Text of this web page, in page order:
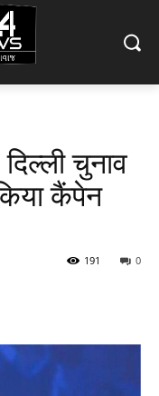
चुनाव
कैंपेन
0
191